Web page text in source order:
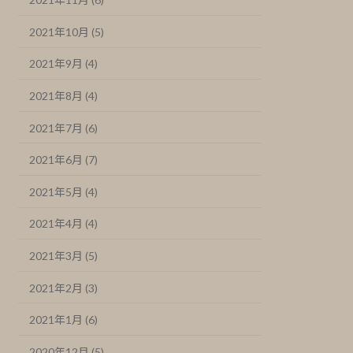
2021年10月 (5)
2021年9月 (4)
2021年8月 (4)
2021年7月 (6)
2021年6月 (7)
2021年5月 (4)
2021年4月 (4)
2021年3月 (5)
2021年2月 (3)
2021年1月 (6)